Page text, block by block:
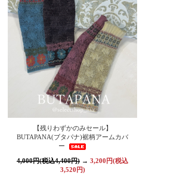
【残りわずかのみセール】
BUTAPANA(ブタパナ)裾柄アームカバ
ー
4,000円(税込4,400円) → 3,200円(税込
3,520円)